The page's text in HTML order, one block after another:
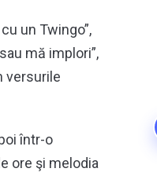
un Twingo”,
mă implori”,
versurile
într-o
ore şi melodia